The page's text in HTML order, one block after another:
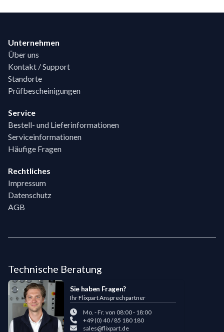
Unternehmen
Über uns
Kontakt / Support
Standorte
Prüfbescheinigungen
Service
Bestell- und Lieferinformationen
Serviceinformationen
Häufige Fragen
Rechtliches
Impressum
Datenschutz
AGB
Technische Beratung
Sie haben Fragen?
Ihr Flixpart Ansprechpartner
Mo. - Fr. von 08:00 - 18:00
+49 (0) 40 / 85 180 180
sales@flixpart.de